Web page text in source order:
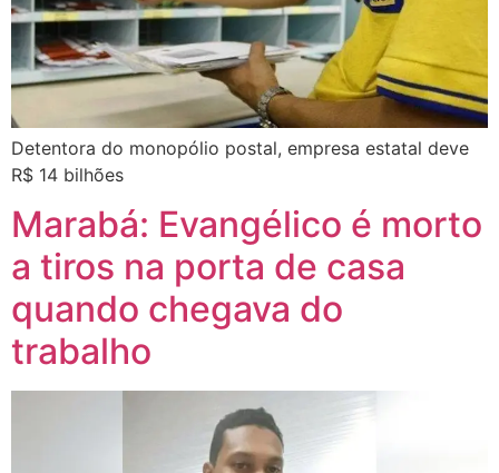
Detentora do monopólio postal, empresa estatal deve
R$ 14 bilhões
Marabá: Evangélico é morto
a tiros na porta de casa
quando chegava do
trabalho